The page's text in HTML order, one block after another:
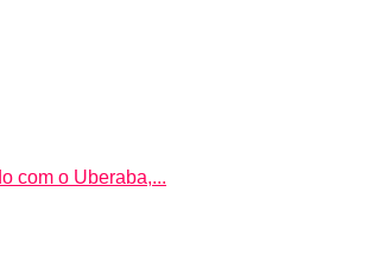
com o Uberaba,...